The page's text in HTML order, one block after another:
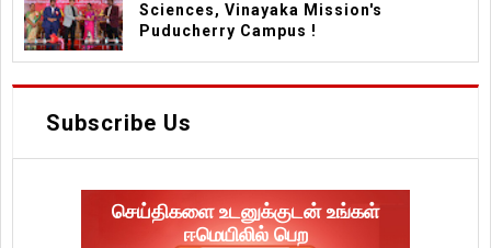
Sciences, Vinayaka Mission's
Puducherry Campus !
Subscribe Us
செய்திகளை உடனுக்குடன் உங்கள்
ஈமெயிலில் பெற